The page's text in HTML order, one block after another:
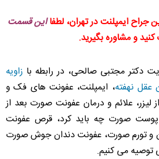
جراح ایمپلنت در تهران، لطفااین قسمت
و مشاوره بگیرید.
دکتر مجتبی صالحی، در رابطه با زاویه
عقل نهفته، ایمپلنت، عفونت های فک و
علائم و درمان عفونت صورت بعد از
پوست صورت چه باید کرد، قرص عفونت
و تورم صورت، عفونت دندان جوش صورت
توصیه می کنیم.